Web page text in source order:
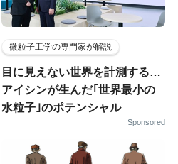
微粒子工学の専門家が解説
目に見えない世界を計測する…
アイシンが生んだ｢世界最小の
水粒子｣のポテンシャル
Sponsored